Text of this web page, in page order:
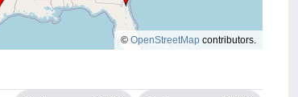
© OpenStreetMap contributors.